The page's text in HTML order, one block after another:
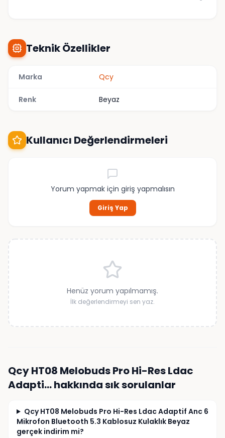
Teknik Özellikler
Marka Qcy
Renk Beyaz
Kullanıcı Değerlendirmeleri
Yorum yapmak için giriş yapmalısın
Giriş Yap
Henüz yorum yapılmamış.
İlk değerlendirmeyi sen yaz.
Qcy HT08 Melobuds Pro Hi-Res Ldac
Adapti…hakkında sık sorulanlar
Qcy HT08 Melobuds Pro Hi-Res Ldac Adaptif Anc 6
Mikrofon Bluetooth 5.3 Kablosuz Kulaklık Beyaz
gerçek indirim mi?